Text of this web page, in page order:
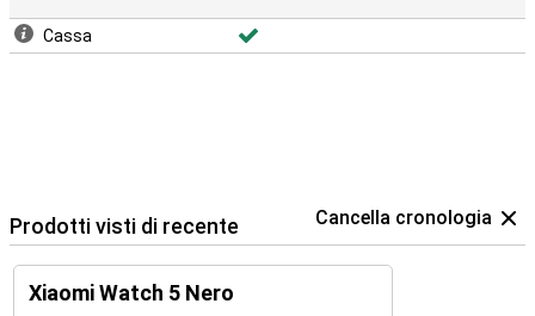
Cassa
Prodotti visti di recente Cancella cronologia
Xiaomi Watch 5 Nero